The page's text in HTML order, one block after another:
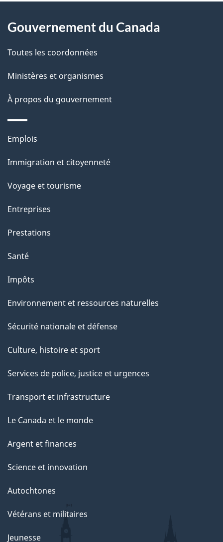
t
a
l
s
l
a
a
g
"
propos
ce
site
Gouvernement du Canada
Toutes les coordonnées
Ministères et organismes
À propos du gouvernement
Thèmes
sujets
Emplois
Immigration et citoyenneté
Voyage et tourisme
Entreprises
Prestations
Santé
Impôts
Environnement et ressources naturelles
Sécurité nationale et défense
Culture, histoire et sport
Services de police, justice et urgences
Transport et infrastructure
Le Canada et le monde
Argent et finances
Science et innovation
Autochtones
Vétérans et militaires
Jeunesse